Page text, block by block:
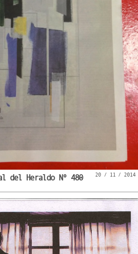
del Heraldo Nº 480 20 / 11 / 2014